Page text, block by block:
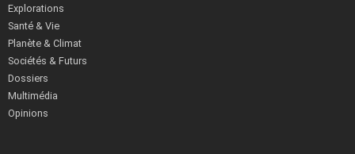
Explorations
Santé & Vie
Planète & Climat
Sociétés & Futurs
Dossiers
Multimédia
Opinions